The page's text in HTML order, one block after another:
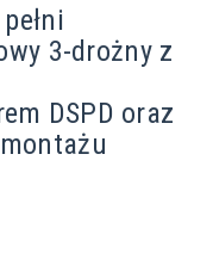
3-drożny z
DSPD oraz